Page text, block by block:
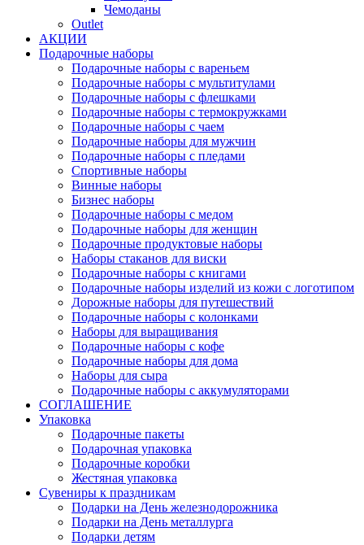
Чемоданы
Outlet
АКЦИИ
Подарочные наборы
Подарочные наборы с вареньем
Подарочные наборы с мультитулами
Подарочные наборы с флешками
Подарочные наборы с термокружками
Подарочные наборы с чаем
Подарочные наборы для мужчин
Подарочные наборы с пледами
Спортивные наборы
Винные наборы
Бизнес наборы
Подарочные наборы с медом
Подарочные наборы для женщин
Подарочные продуктовые наборы
Наборы стаканов для виски
Подарочные наборы с книгами
Подарочные наборы изделий из кожи с логотипом
Дорожные наборы для путешествий
Подарочные наборы с колонками
Наборы для выращивания
Подарочные наборы с кофе
Подарочные наборы для дома
Наборы для сыра
Подарочные наборы с аккумуляторами
СОГЛАШЕНИЕ
Упаковка
Подарочные пакеты
Подарочная упаковка
Подарочные коробки
Жестяная упаковка
Сувениры к праздникам
Подарки на День железнодорожника
Подарки на День металлурга
Подарки детям